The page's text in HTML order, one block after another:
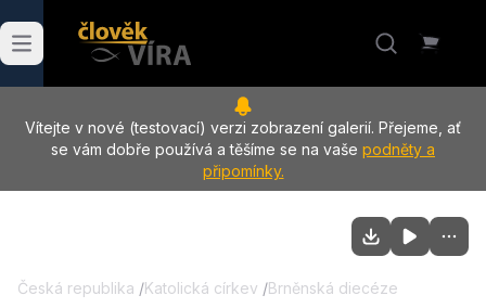
Vítejte v nové (testovací) verzi zobrazení galerií. Přejeme, ať
se vám dobře používá a těšíme se na vaše podněty a
připomínky.
Česká republika /Katolická církev /Brněnská diecéze